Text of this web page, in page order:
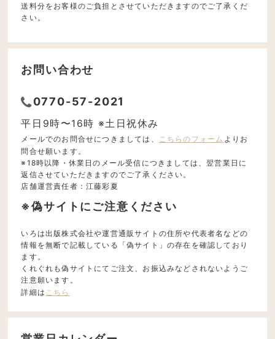
送料分をお客様のご負担とさせていただきますのでご了承くだ
さい。
お問い合わせ
0770-57-2021
平日9時〜16時 ※土日祝休み
メールでのお問合せにつきましては、 こちらのフォーム よりお
問合せ願います。
※18時以降・休業日のメール受信につきましては、翌営業日に
返信させていただきますのでご了承ください。
店舗運営責任者：江藤彩夏
※偽サイトにご注意ください
いろは出版株式会社や運営通販サイトの住所や代表者名などの
情報を無断で記載している「偽サイト」の存在を確認しており
ます。
くれぐれも偽サイトにてご注文、お振込みなどされないようご
注意願います。
詳細は こちら